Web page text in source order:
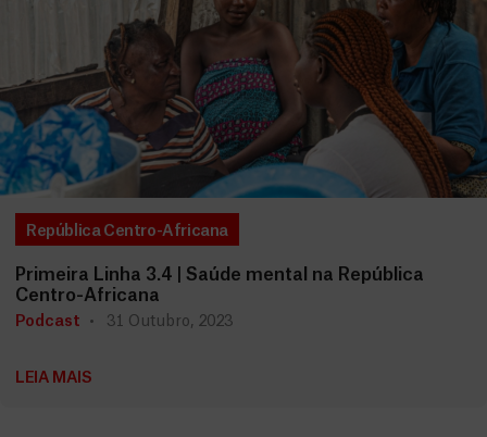
República Centro-Africana
Primeira Linha 3.4 | Saúde mental na República
Centro-Africana
Podcast 31 Outubro, 2023
LEIA MAIS